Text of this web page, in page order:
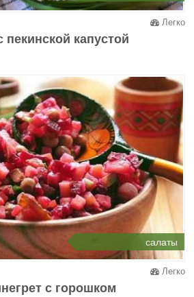
Легко
капустой
салаты
Легко
с горошком